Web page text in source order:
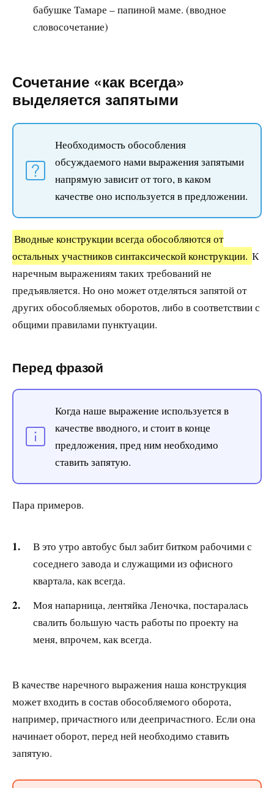
бабушке Тамаре – папиной маме. (вводное
словосочетание)
Сочетание «как всегда»
выделяется запятыми
Необходимость обособления
обсуждаемого нами выражения запятыми
напрямую зависит от того, в каком
качестве оно используется в предложении.
Вводные конструкции всегда обособляются от
остальных участников синтаксической конструкции. К
наречным выражениям таких требований не
предъявляется. Но оно может отделяться запятой от
других обособляемых оборотов, либо в соответствии с
общими правилами пунктуации.
Перед фразой
Когда наше выражение используется в
качестве вводного, и стоит в конце
предложения, пред ним необходимо
ставить запятую.
Пара примеров.
В это утро автобус был забит битком рабочими с
соседнего завода и служащими из офисного
квартала, как всегда.
Моя напарница, лентяйка Леночка, постаралась
свалить большую часть работы по проекту на
меня, впрочем, как всегда.
В качестве наречного выражения наша конструкция
может входить в состав обособляемого оборота,
например, причастного или деепричастного. Если она
начинает оборот, перед ней необходимо ставить
запятую.